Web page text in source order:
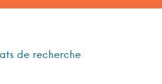
de recherche